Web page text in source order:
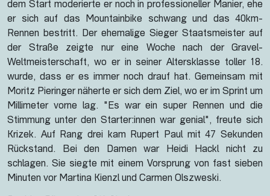
dem Start moderierte er noch in professioneller Manier, ehe
er sich auf das Mountainbike schwang und das 40km-
Rennen bestritt. Der ehemalige Sieger Staatsmeister auf
der Straße zeigte nur eine Woche nach der Gravel-
Weltmeisterschaft, wo er in seiner Altersklasse toller 18.
wurde, dass er es immer noch drauf hat. Gemeinsam mit
Moritz Pieringer näherte er sich dem Ziel, wo er im Sprint um
Millimeter vorne lag. "Es war ein super Rennen und die
Stimmung unter den Starter:innen war genial", freute sich
Krizek. Auf Rang drei kam Rupert Paul mit 47 Sekunden
Rückstand. Bei den Damen war Heidi Hackl nicht zu
schlagen. Sie siegte mit einem Vorsprung von fast sieben
Minuten vor Martina Kienzl und Carmen Olszweski.